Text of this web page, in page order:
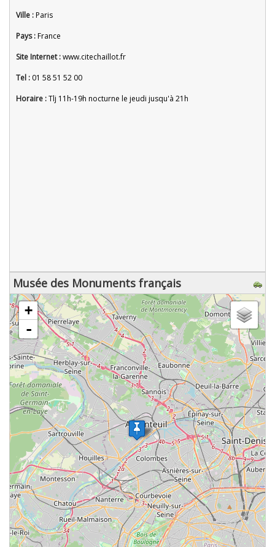
Ville :Paris
Pays :France
Site Internet :www.citechaillot.fr
Tel : 01 58 51 52 00
Horaire :Tlj 11h-19h nocturne le jeudi jusqu'à 21h
Musée des Monuments français
chargement de la carte - veuillez patienter...
+
-